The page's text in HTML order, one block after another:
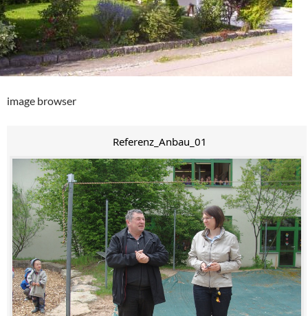
image browser
Referenz_Anbau_01